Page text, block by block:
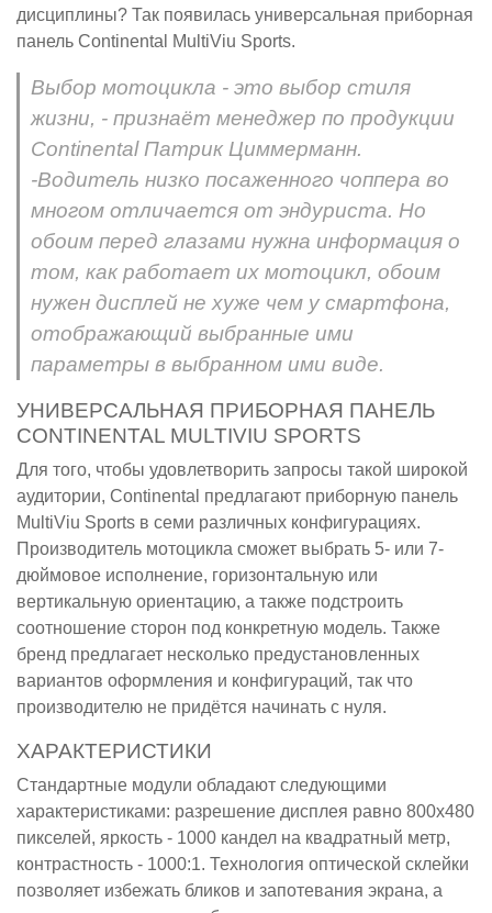
дисциплины? Так появилась универсальная приборная
панель Continental MultiViu Sports.
Выбор мотоцикла - это выбор стиля
жизни, - признаёт менеджер по продукции
Continental Патрик Циммерманн.
-Водитель низко посаженного чоппера во
многом отличается от эндуриста. Но
обоим перед глазами нужна информация о
том, как работает их мотоцикл, обоим
нужен дисплей не хуже чем у смартфона,
отображающий выбранные ими
параметры в выбранном ими виде.
УНИВЕРСАЛЬНАЯ ПРИБОРНАЯ ПАНЕЛЬ
CONTINENTAL MULTIVIU SPORTS
Для того, чтобы удовлетворить запросы такой широкой
аудитории, Continental предлагают приборную панель
MultiViu Sports в семи различных конфигурациях.
Производитель мотоцикла сможет выбрать 5- или 7-
дюймовое исполнение, горизонтальную или
вертикальную ориентацию, а также подстроить
соотношение сторон под конкретную модель. Также
бренд предлагает несколько предустановленных
вариантов оформления и конфигураций, так что
производителю не придётся начинать с нуля.
ХАРАКТЕРИСТИКИ
Стандартные модули обладают следующими
характеристиками: разрешение дисплея равно 800х480
пикселей, яркость - 1000 кандел на квадратный метр,
контрастность - 1000:1. Технология оптической склейки
позволяет избежать бликов и запотевания экрана, а